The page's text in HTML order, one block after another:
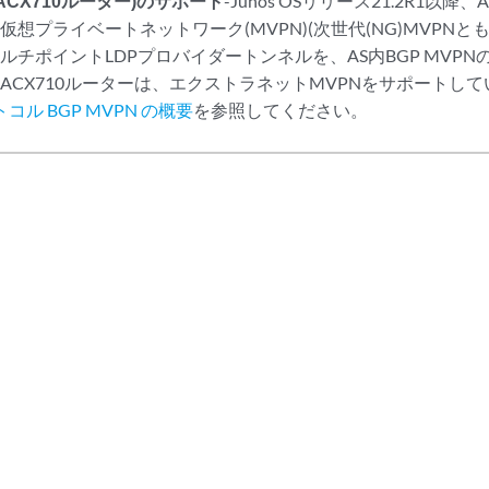
想プライベートネットワーク(MVPN)(次世代(NG)MVPNと
チポイントLDPプロバイダートンネルを、AS内BGP MVPN
ルーターは、エクストラネットMVPNをサポートし
コル BGP MVPN の概要を参照してください。